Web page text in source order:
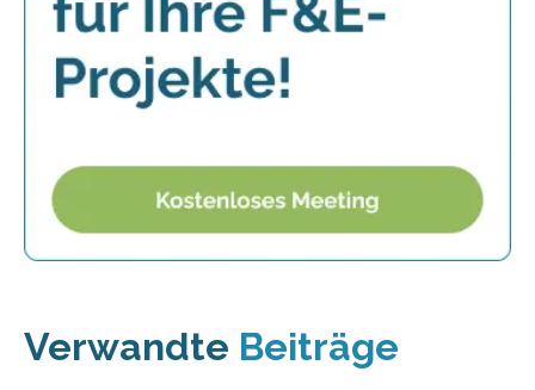
Verwandte Beiträge